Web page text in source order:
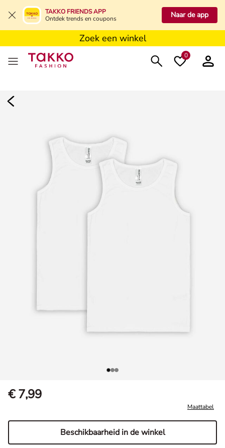
TAKKO FRIENDS APP
Ontdek trends en coupons
Naar de app
Zoek een winkel
Zoek een winkel
0
€ 7,99
Maattabel
Beschikbaarheid in de winkel